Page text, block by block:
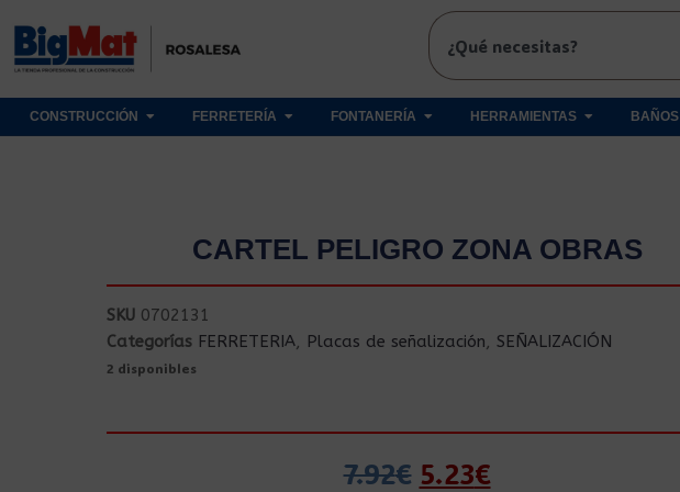
CONSTRUCCIÓN FERRETERÍA FONTANERÍA HERRAMIENTAS BAÑOS
CARTEL PELIGRO ZONA OBRAS
SKU 0702131
Categorías FERRETERIA, Placas de señalización, SEÑALIZACIÓN
2 disponibles
7.92€ 5.23€